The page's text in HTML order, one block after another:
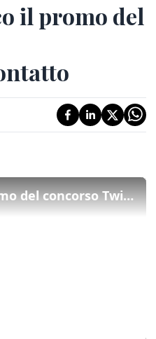
il promo del
Mv Scuola, ecco il promo del concorso Twittateatrocontatto